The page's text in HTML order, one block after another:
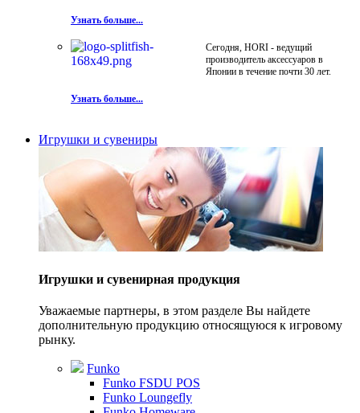
Узнать больше...
Сегодня, HORI - ведущий
производитель аксессуаров в
Японии в течение почти 30 лет.
Узнать больше...
Игрушки и сувениры
Игрушки и сувенирная продукция
Уважаемые партнеры, в этом разделе Вы найдете
дополнительную продукцию относящуюся к игровому
рынку.
Funko
Funko FSDU POS
Funko Loungefly